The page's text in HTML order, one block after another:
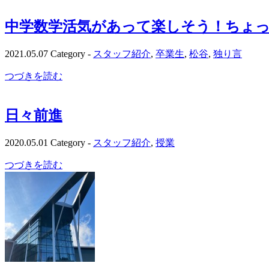
中学数学活気があって楽しそう！ちょ
2021.05.07 Category - スタッフ紹介, 卒業生, 松谷, 独り言
つづきを読む
日々前進
2020.05.01 Category - スタッフ紹介, 授業
つづきを読む